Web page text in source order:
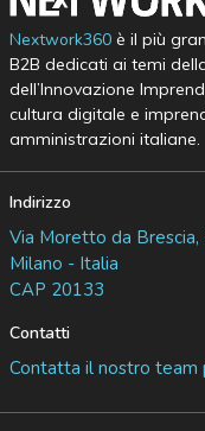
Nextwork360è il più
B2B dedicati ai temi
dell’Innovazione
cultura digitale e
amministrazioni italiane.
Indirizzo
Via Moretto da Brescia,
Milano - Italia
CAP 20133
Contatti
Contatta il nostro team